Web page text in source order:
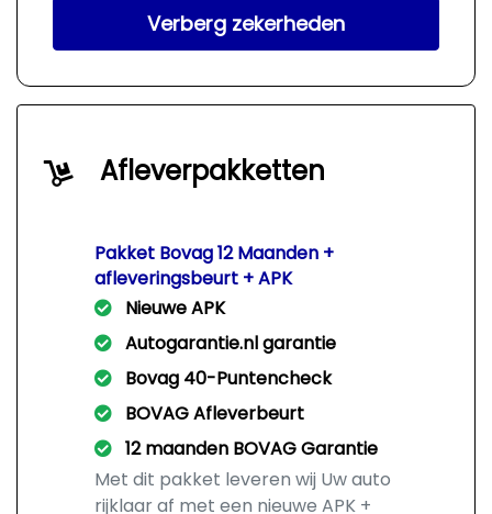
Verberg zekerheden
Afleverpakketten
Pakket Bovag 12 Maanden +
afleveringsbeurt + APK
Nieuwe APK
Autogarantie.nl garantie
Bovag 40-Puntencheck
BOVAG Afleverbeurt
12 maanden BOVAG Garantie
Met dit pakket leveren wij Uw auto
rijklaar af met een nieuwe APK +